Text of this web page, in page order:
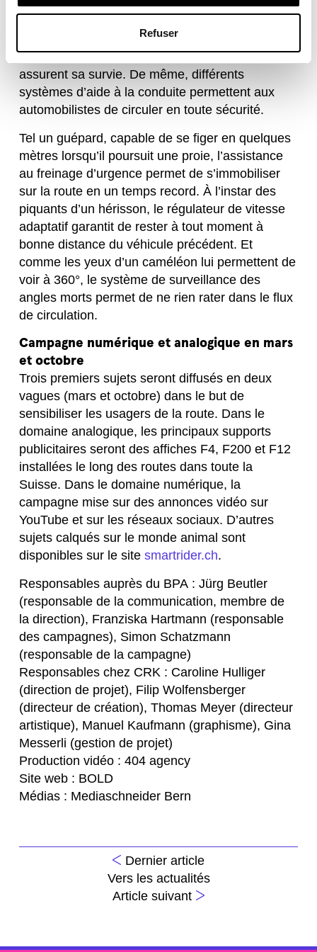
Refuser
Guépard, hérisson et caméléon : chacun de ces
animaux dispose d’aptitudes spéciales qui
assurent sa survie. De même, différents
systèmes d’aide à la conduite permettent aux
automobilistes de circuler en toute sécurité.
Tel un guépard, capable de se figer en quelques
mètres lorsqu’il poursuit une proie, l’assistance
au freinage d’urgence permet de s’immobiliser
sur la route en un temps record. À l’instar des
piquants d’un hérisson, le régulateur de vitesse
adaptatif garantit de rester à tout moment à
bonne distance du véhicule précédent. Et
comme les yeux d’un caméléon lui permettent de
voir à 360°, le système de surveillance des
angles morts permet de ne rien rater dans le flux
de circulation.
Campagne numérique et analogique en mars
et octobre
Trois premiers sujets seront diffusés en deux
vagues (mars et octobre) dans le but de
sensibiliser les usagers de la route. Dans le
domaine analogique, les principaux supports
publicitaires seront des affiches F4, F200 et F12
installées le long des routes dans toute la
Suisse. Dans le domaine numérique, la
campagne mise sur des annonces vidéo sur
YouTube et sur les réseaux sociaux. D’autres
sujets calqués sur le monde animal sont
disponibles sur le sitesmartrider.ch.
Responsables auprès du BPA : Jürg Beutler
(responsable de la communication, membre de
la direction), Franziska Hartmann (responsable
des campagnes), Simon Schatzmann
(responsable de la campagne)
Responsables chez CRK : Caroline Hulliger
(direction de projet), Filip Wolfensberger
(directeur de création), Thomas Meyer (directeur
artistique), Manuel Kaufmann (graphisme), Gina
Messerli (gestion de projet)
Production vidéo : 404 agency
Site web : BOLD
Médias : Mediaschneider Bern
Dernier article
Vers les actualités
Article suivant